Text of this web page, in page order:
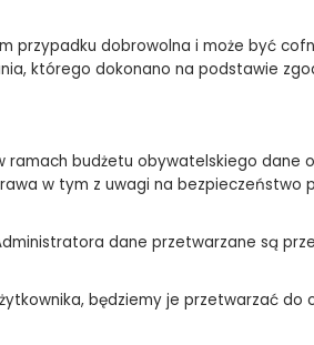
dobrowolna i może być
którego dokonano na podstawie
ramach budżetu obywatelskiego dane
w tym z uwagi na
dane przetwarzane są
będziemy je przetwarzać do